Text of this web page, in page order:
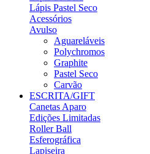
Lápis Pastel Seco
Acessórios
Avulso
Aguareláveis
Polychromos
Graphite
Pastel Seco
Carvão
ESCRITA/GIFT
Canetas Aparo
Edições Limitadas
Roller Ball
Esferográfica
Lapiseira